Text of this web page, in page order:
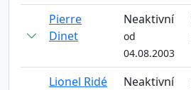
Pierre
Dinet
Neaktivní
od
04.08.2003
Lionel Ridé Neaktivní